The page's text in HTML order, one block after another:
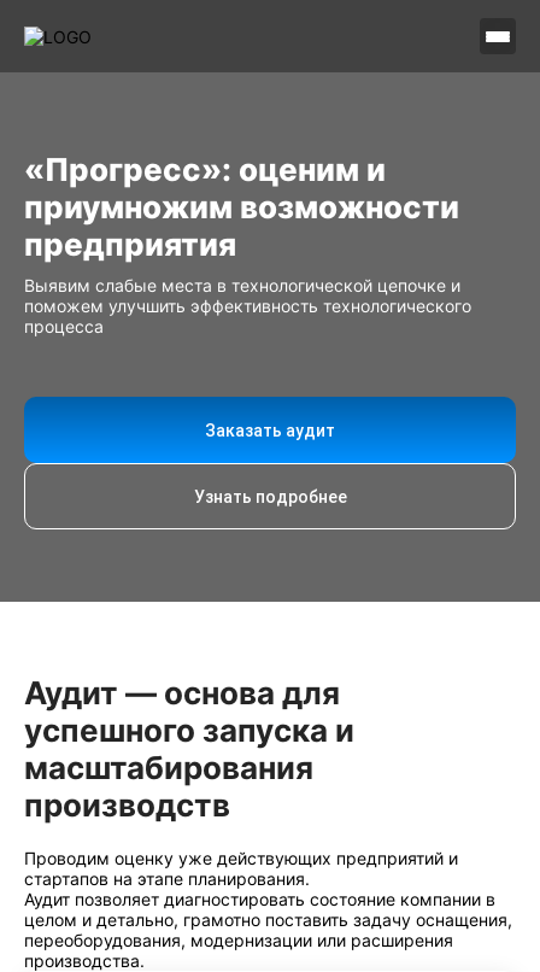
«Прогресс»: оценим и
приумножим возможности
предприятия
Выявим слабые места в технологической цепочке и
поможем улучшить эффективность технологического
процесса
Заказать аудит
Узнать подробнее
Аудит — основа для
успешного запуска и
масштабирования
производств
Проводим оценку уже действующих предприятий и
стартапов на этапе планирования.
Аудит позволяет диагностировать состояние компании в
целом и детально, грамотно поставить задачу оснащения,
переоборудования, модернизации или расширения
производства.